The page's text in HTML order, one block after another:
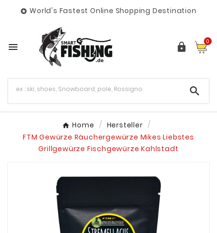
 World's Fastest Online Shopping Destination
  0

Home
Hersteller
FTM Gewürze Räuchergewürze Mikes Liebstes
Grillgewürze Fischgewürze Kahlstadt